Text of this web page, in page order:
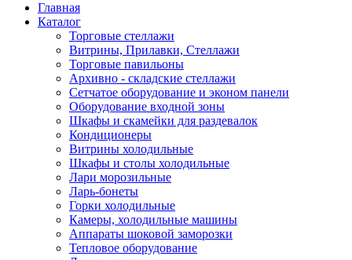
Главная
Каталог
Торговые стеллажи
Витрины, Прилавки, Стеллажи
Торговые павильоны
Архивно - складские стеллажи
Сетчатое оборудование и эконом панели
Оборудование входной зоны
Шкафы и скамейки для раздевалок
Кондиционеры
Витрины холодильные
Шкафы и столы холодильные
Лари морозильные
Ларь-бонеты
Горки холодильные
Камеры, холодильные машины
Аппараты шоковой заморозки
Тепловое оборудование